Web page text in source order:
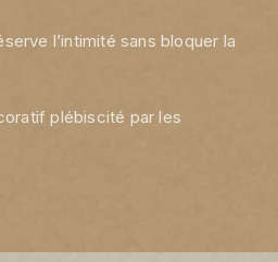
l’intimité sans bloquer la
plébiscité par les